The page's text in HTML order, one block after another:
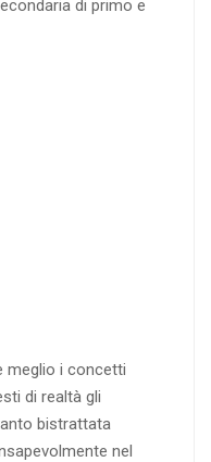
di primo e
meglio i concetti
di realtà gli
bistrattata
nel